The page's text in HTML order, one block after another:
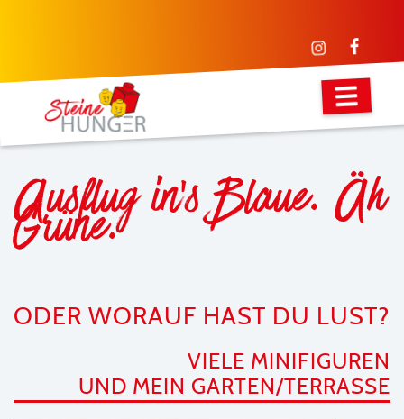
Ausflug in's Blaue. Äh
Grüne.
ODER WORAUF HAST DU LUST?
VIELE MINIFIGUREN
UND MEIN GARTEN/TERRASSE